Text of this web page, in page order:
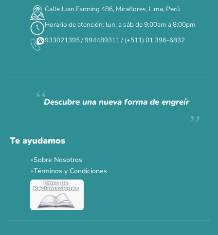
DÍAS HORAS MIN SEG
✕
Siempre fuimosraros.
Ver todas las promos 🐾
Calle Juan Fanning 486, Miraflores, Lima, Perú
Horario de atención: lun. a sáb de 9:00am a 8:00pm
933021395 / 994489311 / (+511) 01 396-6832
Descubre una nueva forma de engreír
Te ayudamos
Sobre Nosotros
Términos y Condiciones